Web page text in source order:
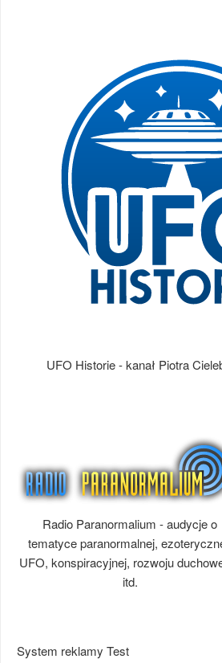
UFO Historie - kanał Piotra
Radio Paranormalium - audycje o
tematyce paranormalnej,
UFO, konspiracyjnej, rozwoju
itd.
System reklamy Test